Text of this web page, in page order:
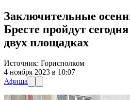
Заключительные
Бресте пройдут
двух площадках
Источник: Горисполком
4 ноября 2023 в 10:07
Афиша